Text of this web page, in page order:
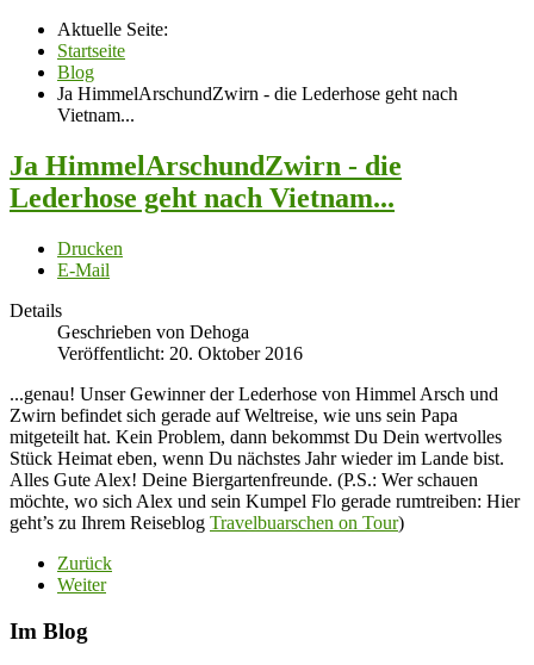
Aktuelle Seite:
Startseite
Blog
Ja HimmelArschundZwirn - die Lederhose geht nach
Vietnam...
Ja HimmelArschundZwirn - die
Lederhose geht nach Vietnam...
Drucken
E-Mail
Details
Geschrieben von Dehoga
Veröffentlicht: 20. Oktober 2016
...genau! Unser Gewinner der Lederhose von Himmel Arsch und
Zwirn befindet sich gerade auf Weltreise, wie uns sein Papa
mitgeteilt hat. Kein Problem, dann bekommst Du Dein wertvolles
Stück Heimat eben, wenn Du nächstes Jahr wieder im Lande bist.
Alles Gute Alex! Deine Biergartenfreunde. (P.S.: Wer schauen
möchte, wo sich Alex und sein Kumpel Flo gerade rumtreiben: Hier
geht’s zu Ihrem Reiseblog Travelbuarschen on Tour)
Zurück
Weiter
Im Blog